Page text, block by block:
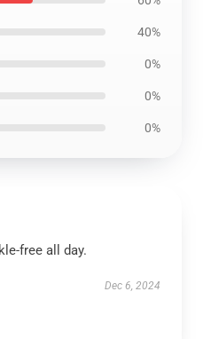
40%
0%
0%
0%
free all day.
Dec 6, 2024